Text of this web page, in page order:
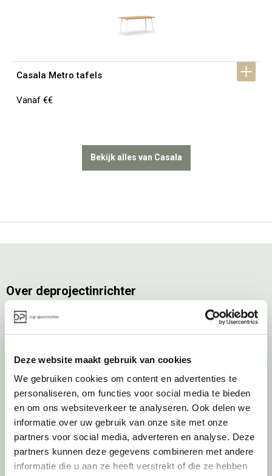
Deze website maakt gebruik van cookies
We gebruiken cookies om content en advertenties te
personaliseren, om functies voor social media te bieden
en om ons websiteverkeer te analyseren. Ook delen we
informatie over uw gebruik van onze site met onze
partners voor social media, adverteren en analyse. Deze
partners kunnen deze gegevens combineren met andere
informatie die u aan ze heeft verstrekt of die ze hebben
Casala Metro tafels
Vanaf €€
Bekijk alles van Casala
Over deprojectinrichter
Als grootste onafhankelijke projectinrichter én expert op het gebied
realiseren: de allerbeste werkomgeving. En dat doen we niet alleen
kijken we ook naar de toekomst. Naar hoe we werkomgevingen een
tweede leven kunnen geven, bijvoorbeeld. Maar ook door keer op
keer actief te kijken naar de duurzaamste optie.
Belangrijke categorieën
Ergonomische bureaustoelen